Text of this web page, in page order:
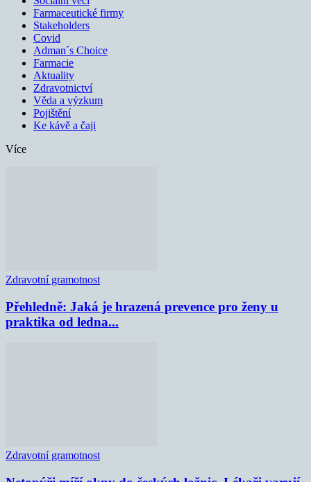
Farmaceutické firmy
Stakeholders
Covid
Adman´s Choice
Farmacie
Aktuality
Zdravotnictví
Věda a výzkum
Pojištění
Ke kávě a čaji
Více
Zdravotní gramotnost
Přehledně: Jaká je hrazená prevence pro ženy u
praktika od ledna...
Zdravotní gramotnost